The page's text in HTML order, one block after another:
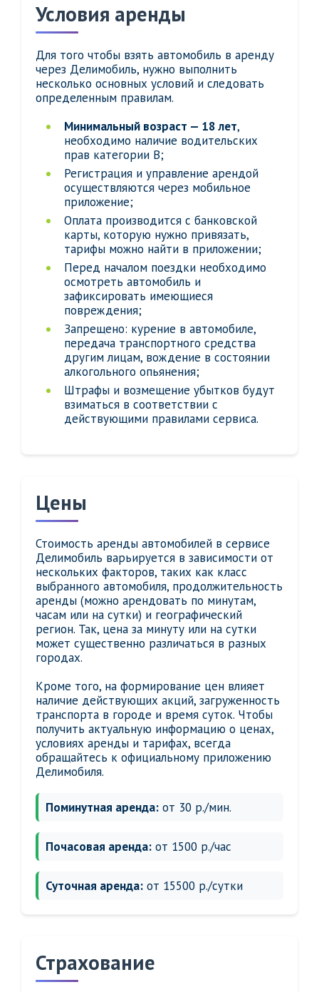
Условия аренды
Для того чтобы взять автомобиль в аренду
через Делимобиль, нужно выполнить
несколько основных условий и следовать
определенным правилам.
Минимальный возраст — 18 лет,
необходимо наличие водительских
прав категории B;
Регистрация и управление арендой
осуществляются через мобильное
приложение;
Оплата производится с банковской
карты, которую нужно привязать,
тарифы можно найти в приложении;
Перед началом поездки необходимо
осмотреть автомобиль и
зафиксировать имеющиеся
повреждения;
Запрещено: курение в автомобиле,
передача транспортного средства
другим лицам, вождение в состоянии
алкогольного опьянения;
Штрафы и возмещение убытков будут
взиматься в соответствии с
действующими правилами сервиса.
Цены
Стоимость аренды автомобилей в сервисе
Делимобиль варьируется в зависимости от
нескольких факторов, таких как класс
выбранного автомобиля, продолжительность
аренды (можно арендовать по минутам,
часам или на сутки) и географический
регион. Так, цена за минуту или на сутки
может существенно различаться в разных
городах.
Кроме того, на формирование цен влияет
наличие действующих акций, загруженность
транспорта в городе и время суток. Чтобы
получить актуальную информацию о ценах,
условиях аренды и тарифах, всегда
обращайтесь к официальному приложению
Делимобиля.
Поминутная аренда: от 30 р./мин.
Почасовая аренда: от 1500 р./час
Суточная аренда: от 15500 р./сутки
Страхование